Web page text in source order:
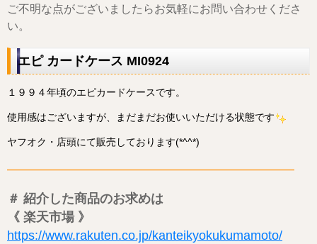
ご不明な点がございましたらお気軽にお問い合わせくださ
い。
エピ カードケース MI0924
１９９４年頃のエピカードケースです。
使用感はございますが、まだまだお使いいただける状態です
ヤフオク・店頭にて販売しております(*^^*)
——————————————————————–
＃ 紹介した商品のお求めは
《 楽天市場 》
https://www.rakuten.co.jp/kanteikyokukumamoto/